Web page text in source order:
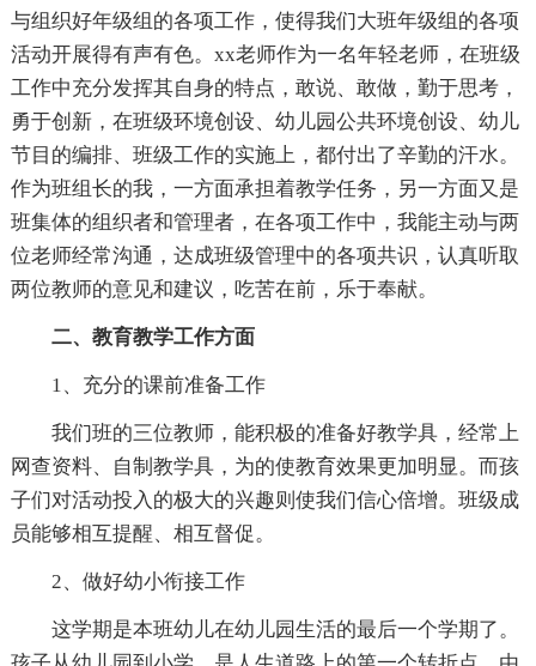
与组织好年级组的各项工作，使得我们大班年级组的各项
活动开展得有声有色。xx老师作为一名年轻老师，在班级
工作中充分发挥其自身的特点，敢说、敢做，勤于思考，
勇于创新，在班级环境创设、幼儿园公共环境创设、幼儿
节目的编排、班级工作的实施上，都付出了辛勤的汗水。
作为班组长的我，一方面承担着教学任务，另一方面又是
班集体的组织者和管理者，在各项工作中，我能主动与两
位老师经常沟通，达成班级管理中的各项共识，认真听取
两位教师的意见和建议，吃苦在前，乐于奉献。
二、教育教学工作方面
1、充分的课前准备工作
我们班的三位教师，能积极的准备好教学具，经常上
网查资料、自制教学具，为的使教育效果更加明显。而孩
子们对活动投入的极大的兴趣则使我们信心倍增。班级成
员能够相互提醒、相互督促。
2、做好幼小衔接工作
这学期是本班幼儿在幼儿园生活的最后一个学期了。